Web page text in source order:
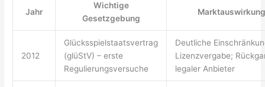
Jahr
Wichtige
Gesetzgebung
2012
Glücksspielstaatsvertrag
(glüStV) – erste
Regulierungsversuche
Deutliche
Lizenzvergabe;
legaler Anbieter